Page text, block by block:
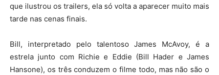
que ilustrou os trailers, ela só volta a aparecer muito mais
tarde nas cenas finais.
Bill, interpretado pelo talentoso James McAvoy, é a
estrela junto com Richie e Eddie (Bill Hader e James
Hansone), os três conduzem o filme todo, mas não são o